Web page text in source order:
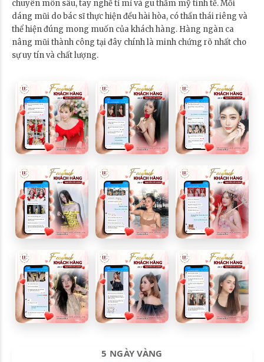
chuyên môn sâu, tay nghề tỉ mỉ và gu thẩm mỹ tinh tế. Mỗi
dáng mũi do bác sĩ thực hiện đều hài hòa, có thần thái riêng và
thể hiện đúng mong muốn của khách hàng. Hàng ngàn ca
nâng mũi thành công tại đây chính là minh chứng rõ nhất cho
sự uy tín và chất lượng.
5 NGÀY VÀNG